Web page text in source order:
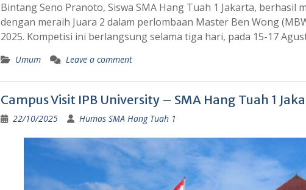
Bintang Seno Pranoto, Siswa SMA Hang Tuah 1 Jakarta, berhasil
dengan meraih Juara 2 dalam perlombaan Master Ben Wong
2025. Kompetisi ini berlangsung selama tiga hari, pada 15-17
Umum Leave a comment
Campus Visit IPB University – SMA Hang Tuah 1
22/10/2025 Humas SMA Hang Tuah 1